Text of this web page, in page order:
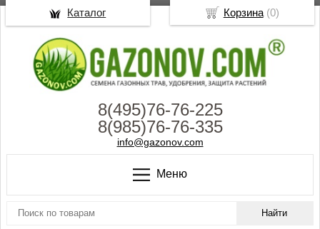
8(495)76-76-225
8(985)76-76-335
info@gazonov.com
Меню
Корзина(0)
Каталог